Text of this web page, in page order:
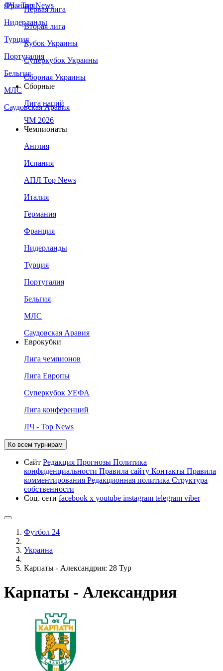
Франция
Нидерланды
Турция
Португалия
Бельгия
МЛС
Саудовская Аравия
ЛЧ - Top News
Первая лига
Вторая лига
Кубок Украины
Суперкубок Украины
Сборная Украины
Сборные
Лига наций
ЧМ 2026
Чемпионаты
Англия
Испания
АПЛ Top News
Италия
Германия
Франция
Нидерланды
Турция
Португалия
Бельгия
МЛС
Саудовская Аравия
Еврокубки
Лига чемпионов
Лига Европы
Суперкубок УЕФА
Лига конференций
ЛЧ - Top News
Ко всем турнирам
Сайт Редакция Прогнозы Политика
конфиденциальности Правила сайту Контакты Правила
комментирования Редакционная политика Структура
собственности
Соц. сети facebook x youtube instagram telegram viber
Футбол 24
Украина
Карпаты - Александрия: 28 Тур
Карпаты - Александрия